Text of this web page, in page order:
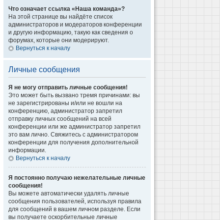
Что означает ссылка «Наша команда»?
На этой странице вы найдёте список
администраторов и модераторов конференции
и другую информацию, такую как сведения о
форумах, которые они модерируют.
Вернуться к началу
Личные сообщения
Я не могу отправить личные сообщения!
Это может быть вызвано тремя причинами: вы
не зарегистрированы и/или не вошли на
конференцию, администратор запретил
отправку личных сообщений на всей
конференции или же администратор запретил
это вам лично. Свяжитесь с администратором
конференции для получения дополнительной
информации.
Вернуться к началу
Я постоянно получаю нежелательные личные
сообщения!
Вы можете автоматически удалять личные
сообщения пользователей, используя правила
для сообщений в вашем личном разделе. Если
вы получаете оскорбительные личные